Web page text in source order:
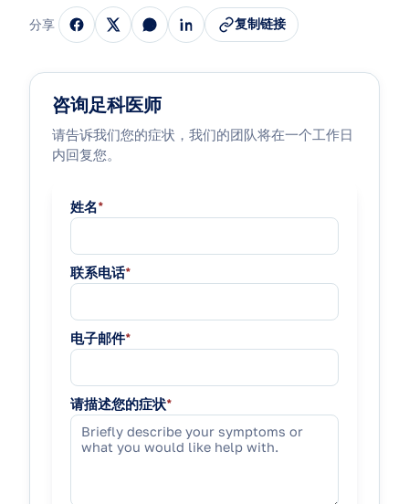
分享 复制链接
咨询足科医师
请告诉我们您的症状，我们的团队将在一个工作日
内回复您。
姓名*
联系电话*
电子邮件*
请描述您的症状*